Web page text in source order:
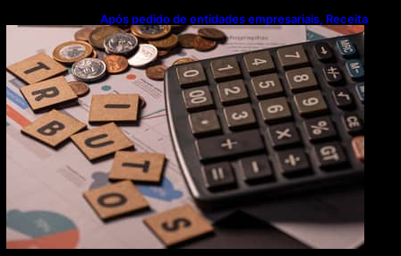
Após pedido de entidades empresariais, Receita
flexibiliza regras da Reforma Tributária